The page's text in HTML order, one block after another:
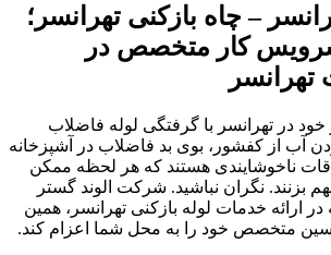
– چاه بازکنی تهرانسر؛
کار متخصص در
خود در تهرانسر با گرفتگی لوله فاضلاب
آب از کفشور، بوی بد فاضلاب در آشپزخانه
ناخوشایندی هستند که هر لحظه ممکن
بزنند. نگران نباشید. شرکت الوند گستر
ارائه خدمات لوله بازکنی تهرانسر، همین
متخصص خود را به محل شما اعزام کند.